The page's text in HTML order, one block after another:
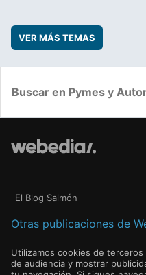
VER MÁS TEMAS
El Blog Salmón
Otras publicaciones de
Utilizamos cookies de
de audiencia y mostrar